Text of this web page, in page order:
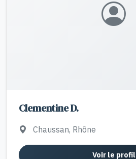
Clementine D.
Chaussan, Rhône
Voir le profil